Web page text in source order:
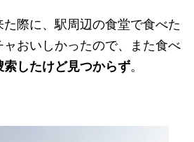
際に、駅周辺の食堂で食べた
おいしかったので、また食べ
索したけど見つからず。